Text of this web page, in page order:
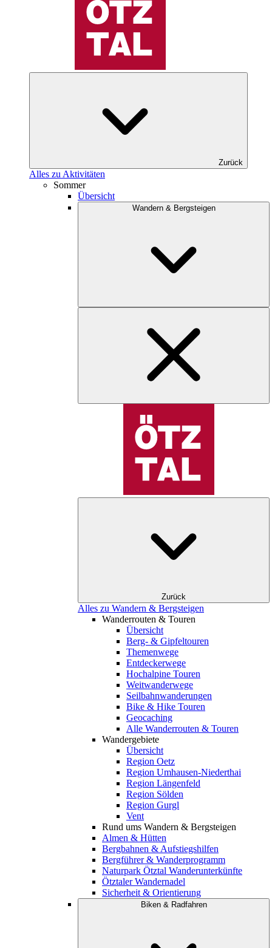
Zurück
Alles zu Aktivitäten
Sommer
Übersicht
Wandern & Bergsteigen
Zurück
Alles zu Wandern & Bergsteigen
Wanderrouten & Touren
Übersicht
Berg- & Gipfeltouren
Themenwege
Entdeckerwege
Hochalpine Touren
Weitwanderwege
Seilbahnwanderungen
Bike & Hike Touren
Geocaching
Alle Wanderrouten & Touren
Wandergebiete
Übersicht
Region Oetz
Region Umhausen-Niederthai
Region Längenfeld
Region Sölden
Region Gurgl
Vent
Rund ums Wandern & Bergsteigen
Almen & Hütten
Bergbahnen & Aufstiegshilfen
Bergführer & Wanderprogramm
Naturpark Ötztal Wanderunterkünfte
Ötztaler Wandernadel
Sicherheit & Orientierung
Biken & Radfahren